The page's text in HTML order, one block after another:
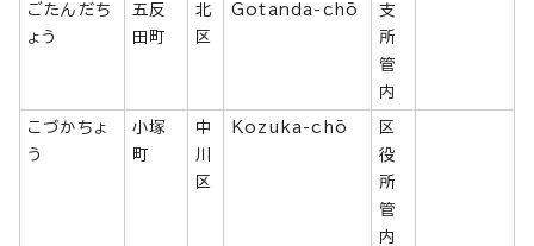
ごたんだち
ょう
五反
田町
北
区
Gotanda-chō
支
所
管
内
こづかちょ
う
小塚
町
中
川
区
Kozuka-chō
区
役
所
管
内